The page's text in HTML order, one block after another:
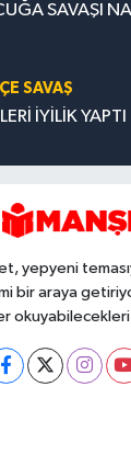
SAVAŞI
SAVAŞ
İYİLİK
yepyeni
bir araya
okuyabilecekleri